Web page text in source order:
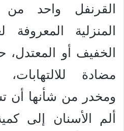
القرنفل واحد من
المنزلية المعروفة
الخفيف أو
مضادة للالتهابات،
ومخدر من شأنها أن
ألم الأسنان إلى